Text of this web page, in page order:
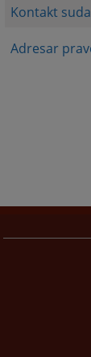
Kontakt suda
Adresar